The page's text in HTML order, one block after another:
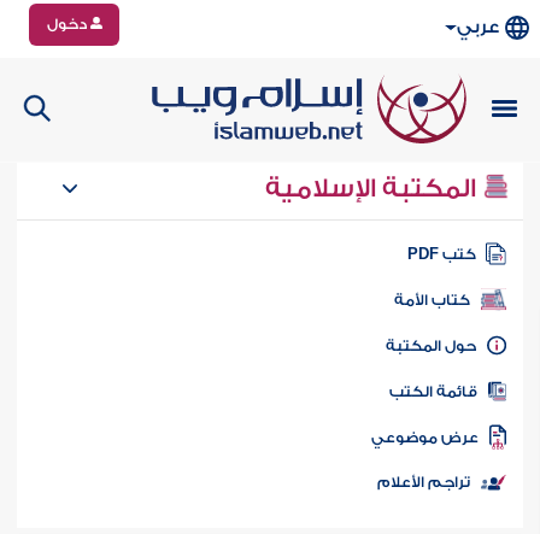
عربي دخول
المكتبة الإسلامية
كتب PDF
كتاب الأمة
المكتبة
الكتب
موضوعي